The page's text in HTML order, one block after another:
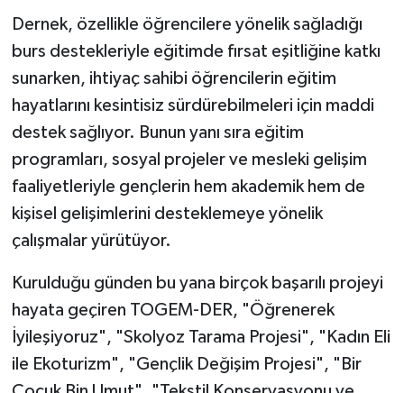
Dernek, özellikle öğrencilere yönelik sağladığı
burs destekleriyle eğitimde fırsat eşitliğine katkı
sunarken, ihtiyaç sahibi öğrencilerin eğitim
hayatlarını kesintisiz sürdürebilmeleri için maddi
destek sağlıyor. Bunun yanı sıra eğitim
programları, sosyal projeler ve mesleki gelişim
faaliyetleriyle gençlerin hem akademik hem de
kişisel gelişimlerini desteklemeye yönelik
çalışmalar yürütüyor.
Kurulduğu günden bu yana birçok başarılı projeyi
hayata geçiren TOGEM-DER, "Öğrenerek
İyileşiyoruz", "Skolyoz Tarama Projesi", "Kadın Eli
ile Ekoturizm", "Gençlik Değişim Projesi", "Bir